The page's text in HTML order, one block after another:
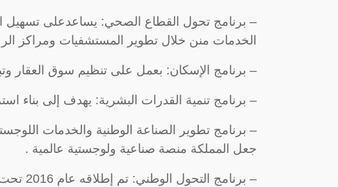
– برنامج تحول القطاع الصحي: يساعدعلى تسهيل
الخدمات منن خلال تطوير المستشفيات ومراكز
– برنامج الإسكان: بعمل على تنظيم سوق العقار
– برنامج تنمية القدرات البشرية: يهدف إلى بناء
جعل المملكة منصة صناعية ولوجستية عالمية .
– برنامج التحول الوطني: تم إطلاقه عام 2016 تحت اشراف مجلس الشؤون الاقتصادية والتنمية.